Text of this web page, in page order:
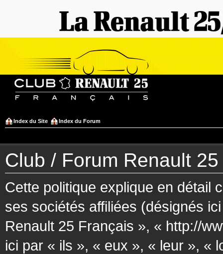
Index du Site Index du Forum
Club / Forum Renault
Cette politique explique en détail
ses sociétés affiliées (désignés
Renault 25 Français », « http://
ici par « ils », « eux », « leur », «